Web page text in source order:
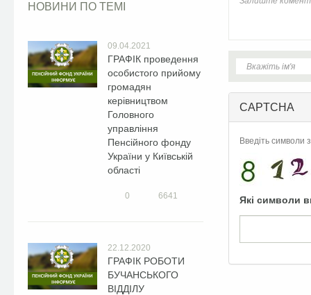
НОВИНИ ПО ТЕМІ
09.04.2021
ГРАФІК проведення
особистого прийому
громадян
керівництвом
Головного
управління
Пенсійного фонду
України у Київській
області
0 6641
22.12.2020
ГРАФІК РОБОТИ
БУЧАНСЬКОГО
ВІДДІЛУ
CAPTCHA
Введіть символи
Які символи